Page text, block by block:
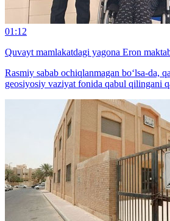
01:12
Quvayt mamlakatdagi yagona Eron
Rasmiy sabab ochiqlanmagan bo‘lsa-da,
geosiyosiy vaziyat fonida qabul qilingani